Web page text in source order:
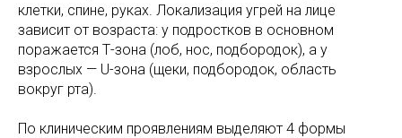
клетки, спине, руках. Локализация угрей на лице
зависит от возраста: у подростков в основном
поражается Т-зона (лоб, нос, подбородок), а у
взрослых — U-зона (щеки, подбородок, область
вокруг рта).
По клиническим проявлениям выделяют 4 формы